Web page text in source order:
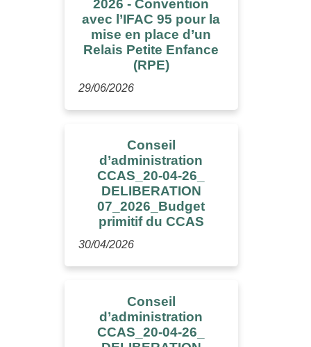
2026 - Convention
avec l’IFAC 95 pour la
mise en place d’un
Relais Petite Enfance
(RPE)
29/06/2026
Conseil
d’administration
CCAS_20-04-26_
DELIBERATION
07_2026_Budget
primitif du CCAS
30/04/2026
Conseil
d’administration
CCAS_20-04-26_